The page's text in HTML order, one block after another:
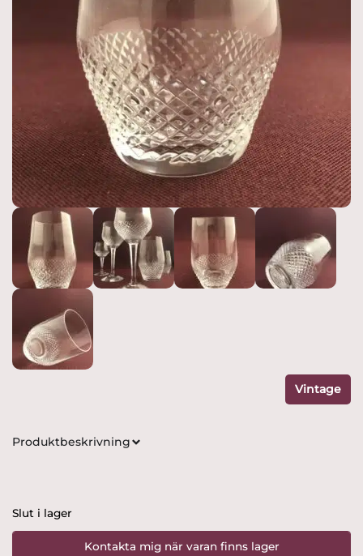
Vintage
Produktbeskrivning
Slut i lager
Kontakta mig när varan finns lager